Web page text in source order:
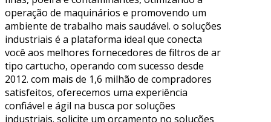
operação de maquinários e promovendo um
ambiente de trabalho mais saudável. o soluções
industriais é a plataforma ideal que conecta
você aos melhores fornecedores de filtros de ar
tipo cartucho, operando com sucesso desde
2012. com mais de 1,6 milhão de compradores
satisfeitos, oferecemos uma experiência
confiável e ágil na busca por soluções
industriais. solicite um orçamento no soluções